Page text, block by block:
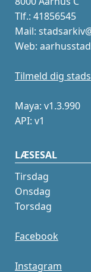
Tlf.: 41856545
Mail:
Web:
Tilmeld dig
Maya: v1.3.990
API: v1
LÆSESAL
Tirsdag
Onsdag
Torsdag
Facebook
Instagram